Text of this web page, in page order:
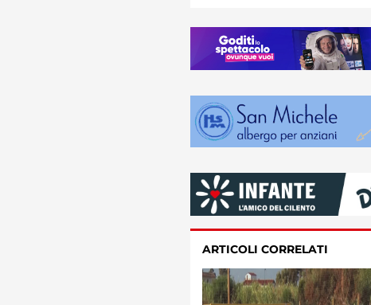
ARTICOLI CORRELATI